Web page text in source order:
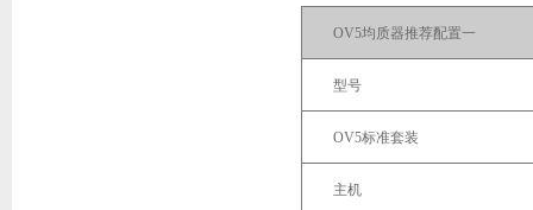
OV5均质器推荐配置一
型号
OV5标准套装
主机